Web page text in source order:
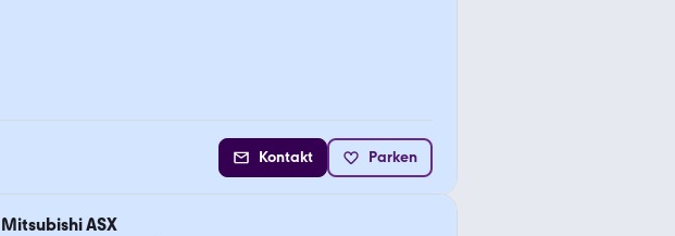
Kontakt Parken
Mitsubishi ASX